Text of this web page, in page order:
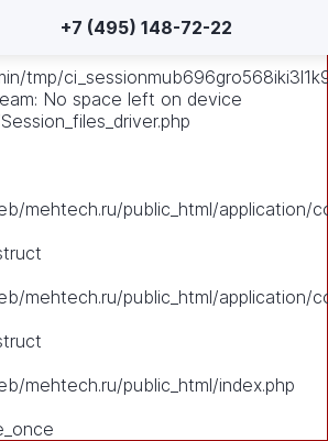
encountered
tmp/
No space left on device
mehtech.ru/public_html/application/
mehtech.ru/public_html/application/
mehtech.ru/public_html/index.php
+7 (495) 148-72-22